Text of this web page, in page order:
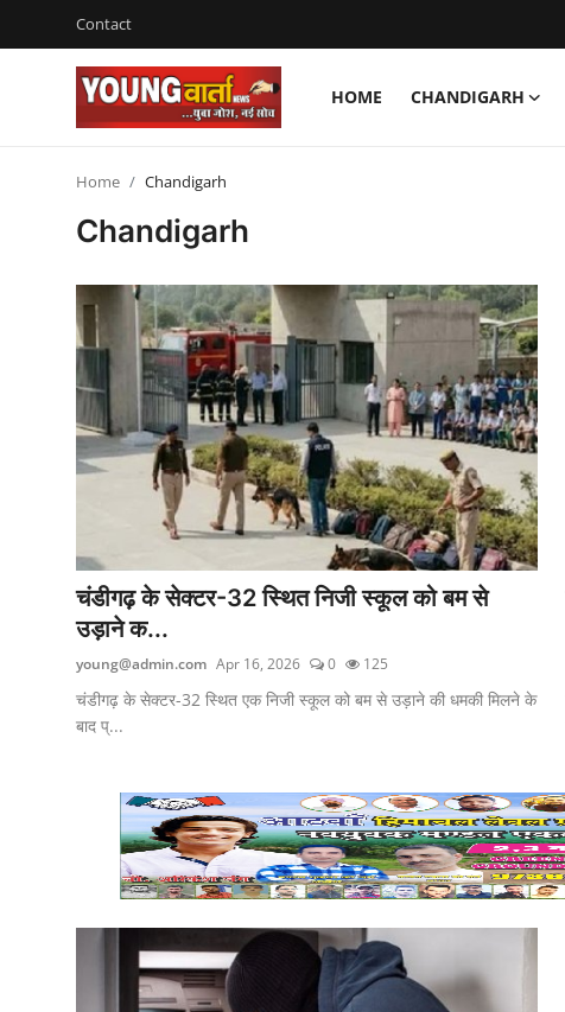
Contact
HOME CHANDIGARH
Login
Register
Contact
Chandigarh
Staff Details
Yuva Josh
National
Gallery
punjab
Himachal Pradesh
Home Chandigarh
Chandigarh
चंडीगढ़ के सेक्टर-32 स्थित निजी स्कूल को बम से
उड़ाने क...
young@admin.com Apr 16, 2026 0 125
चंडीगढ़ के सेक्टर-32 स्थित एक निजी स्कूल को बम से उड़ाने की धमकी मिलने के
बाद प्...